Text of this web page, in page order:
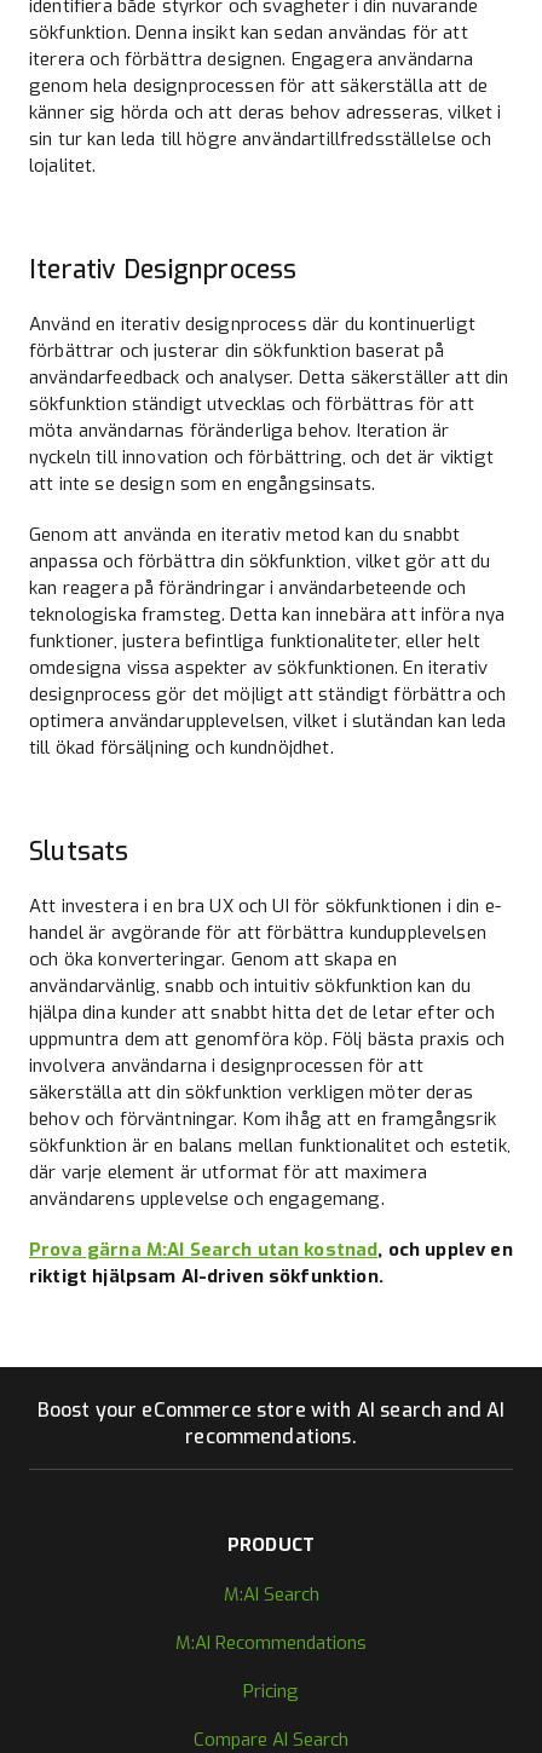
identifiera både styrkor och svagheter i din nuvarande
sökfunktion. Denna insikt kan sedan användas för att
iterera och förbättra designen. Engagera användarna
genom hela designprocessen för att säkerställa att de
känner sig hörda och att deras behov adresseras, vilket i
sin tur kan leda till högre användartillfredsställelse och
lojalitet.
Iterativ Designprocess
Använd en iterativ designprocess där du kontinuerligt
förbättrar och justerar din sökfunktion baserat på
användarfeedback och analyser. Detta säkerställer att din
sökfunktion ständigt utvecklas och förbättras för att
möta användarnas föränderliga behov. Iteration är
nyckeln till innovation och förbättring, och det är viktigt
att inte se design som en engångsinsats.
Genom att använda en iterativ metod kan du snabbt
anpassa och förbättra din sökfunktion, vilket gör att du
kan reagera på förändringar i användarbeteende och
teknologiska framsteg. Detta kan innebära att införa nya
funktioner, justera befintliga funktionaliteter, eller helt
omdesigna vissa aspekter av sökfunktionen. En iterativ
designprocess gör det möjligt att ständigt förbättra och
optimera användarupplevelsen, vilket i slutändan kan leda
till ökad försäljning och kundnöjdhet.
Slutsats
Att investera i en bra UX och UI för sökfunktionen i din e-
handel är avgörande för att förbättra kundupplevelsen
och öka konverteringar. Genom att skapa en
användarvänlig, snabb och intuitiv sökfunktion kan du
hjälpa dina kunder att snabbt hitta det de letar efter och
uppmuntra dem att genomföra köp. Följ bästa praxis och
involvera användarna i designprocessen för att
säkerställa att din sökfunktion verkligen möter deras
behov och förväntningar. Kom ihåg att en framgångsrik
sökfunktion är en balans mellan funktionalitet och estetik,
där varje element är utformat för att maximera
användarens upplevelse och engagemang.
Prova gärna M:AI Search utan kostnad, och upplev en
riktigt hjälpsam AI-driven sökfunktion.
Boost your eCommerce store with AI search and AI
recommendations.
PRODUCT
M:AI Search
M:AI Recommendations
Pricing
Compare AI Search